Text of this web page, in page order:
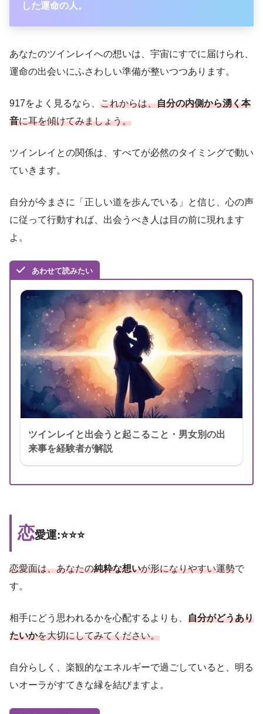
した運命の人。
あなたのツインレイへの想いは、宇宙にすでに届けられ、
運命の出会いにふさわしい準備が整いつつあります。
917をよく見るなら、 これからは、自分の内側から湧く本
音に耳を傾けてみましょう。
ツインレイとの関係は、すべてが必然のタイミングで動い
ていきます。
自分が今まさに「正しい道を歩んでいる」と信じ、心の声
に従って行動すれば、出会うべき人は目の前に現れます
よ。
あわせて読みたい
ツインレイと出会うと起こること・男女別の出
来事を経験者が解説
恋愛運:⭐️⭐️⭐️
恋愛面は、あなたの純粋な想いが形になりやすい運勢で
す。
相手にどう思われるかを心配するよりも、 自分がどうあり
たいかを大切にしてみてください。
自分らしく、楽観的なエネルギーで過ごしていると、明る
いオーラがすてきな縁を結びますよ。